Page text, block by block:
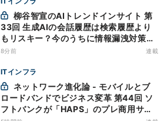
33回 生成AIの会話履歴は検索履歴より
もリスキー？今のうちに情報漏洩対策を
万全にしておこう
8分前 連載
ITインフラ
ロードバンドでビジネス変革 第44回 ソ
フトバンクが「HAPS」のプレ商用サー